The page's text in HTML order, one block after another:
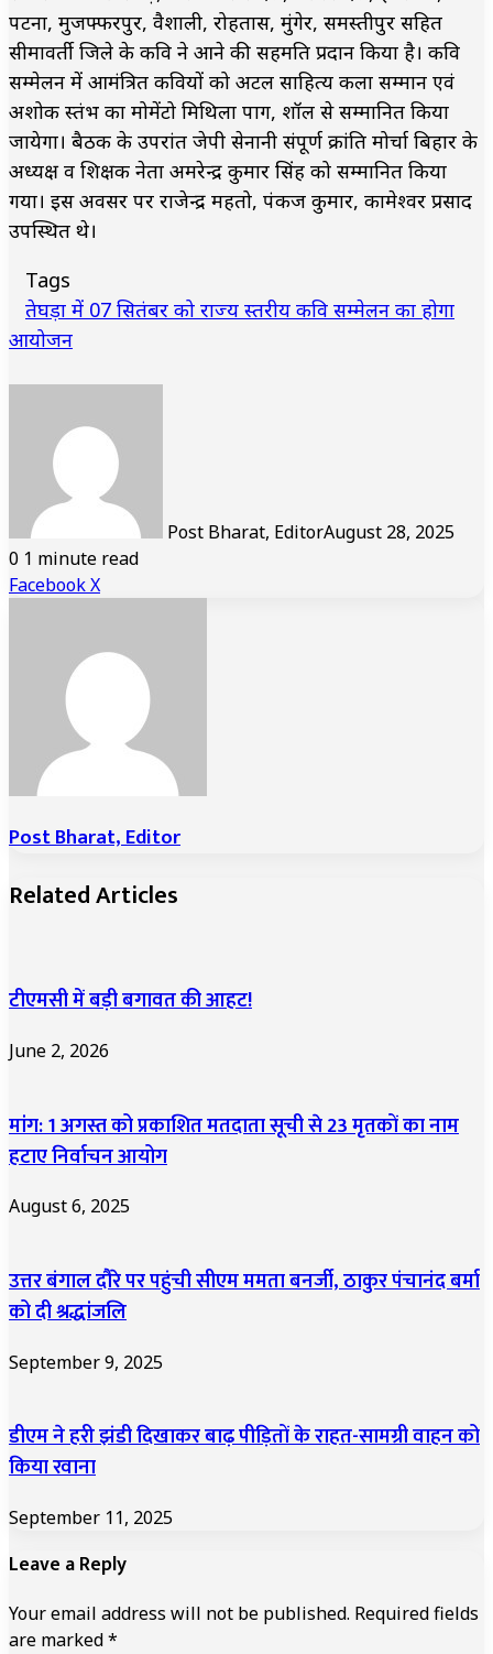
पटना, मुजफ्फरपुर, वैशाली, रोहतास, मुंगेर, समस्तीपुर सहित
सीमावर्ती जिले के कवि ने आने की सहमति प्रदान किया है। कवि
सम्मेलन में आमंत्रित कवियों को अटल साहित्य कला सम्मान एवं
अशोक स्तंभ का मोमेंटो मिथिला पाग, शॉल से सम्मानित किया
जायेगा। बैठक के उपरांत जेपी सेनानी संपूर्ण क्रांति मोर्चा बिहार के
अध्यक्ष व शिक्षक नेता अमरेन्द्र कुमार सिंह को सम्मानित किया
गया। इस अवसर पर राजेन्द्र महतो, पंकज कुमार, कामेश्वर प्रसाद
उपस्थित थे।
Tags
तेघड़ा में 07 सितंबर को राज्य स्तरीय कवि सम्मेलन का होगा
आयोजन
Post Bharat, EditorAugust 28, 2025
0 1 minute read
FacebookXLinkedIn
Tumblr
Pinterest
Reddit
VKontakte
Share
Print
Post Bharat, Editor
Related Articles
टीएमसी में बड़ी बगावत की आहट!
June 2, 2026
मांग: 1 अगस्त को प्रकाशित मतदाता सूची से 23 मृतकों का नाम
हटाए निर्वाचन आयोग
August 6, 2025
उत्तर बंगाल दौरे पर पहुंची सीएम ममता बनर्जी, ठाकुर पंचानंद बर्मा
को दी श्रद्धांजलि
September 9, 2025
डीएम ने हरी झंडी दिखाकर बाढ़ पीड़ितों के राहत-सामग्री वाहन को
किया रवाना
September 11, 2025
Leave a Reply
Your email address will not be published. Required fields
are marked*